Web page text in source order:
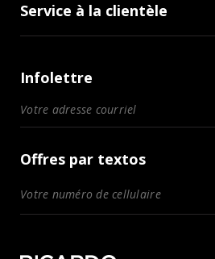
Service à la clientèle
Infolettre
Offres par textos